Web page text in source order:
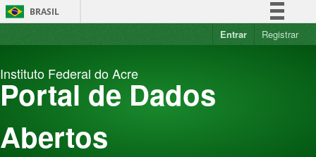
Pular
para
BRASIL
Simplifique!
Acesso à informação
Entrar Registrar
Instituto Federal do Acre
Portal de Dados
Abertos